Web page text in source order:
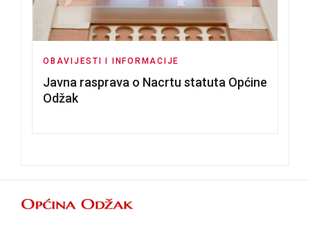
OBAVIJESTI I INFORMACIJE
Javna rasprava o Nacrtu statuta Općine
Odžak